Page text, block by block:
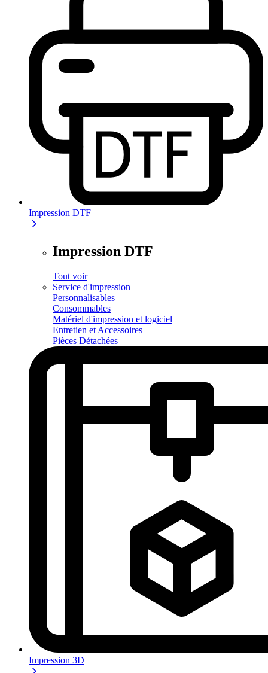
Impression DTF
Impression DTF
Tout voir
Service d'impression
Personnalisables
Consommables
Matériel d'impression et logiciel
Entretien et Accessoires
Pièces Détachées
Impression 3D